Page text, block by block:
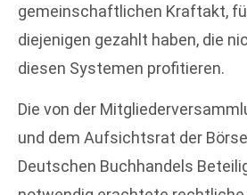
gemeinschaftlichen Kraftakt,
diejenigen gezahlt haben, die
diesen Systemen profitieren.
Die von der
und dem Aufsichtsrat der
Deutschen Buchhandels